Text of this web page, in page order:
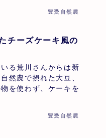
豊受自然農
チーズケーキ風の
る荒川さんからは新
然農で摂れた大豆、
を使わず、ケーキを
豊受自然農